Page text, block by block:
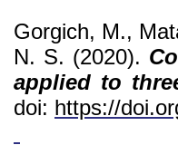
Gorgich, M.,
N. S. (2020).
applied to
doi: https://